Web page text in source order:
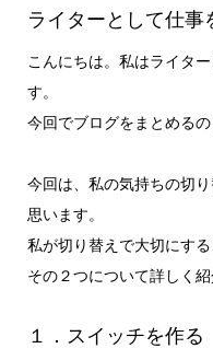
ライターとして仕事
こんにちは。私はライタ
す。
今回でブログをまとめるの
今回は、私の気持ちの切
思います。
私が切り替えで大切にする
その２つについて詳しく紹
１．スイッチを作る